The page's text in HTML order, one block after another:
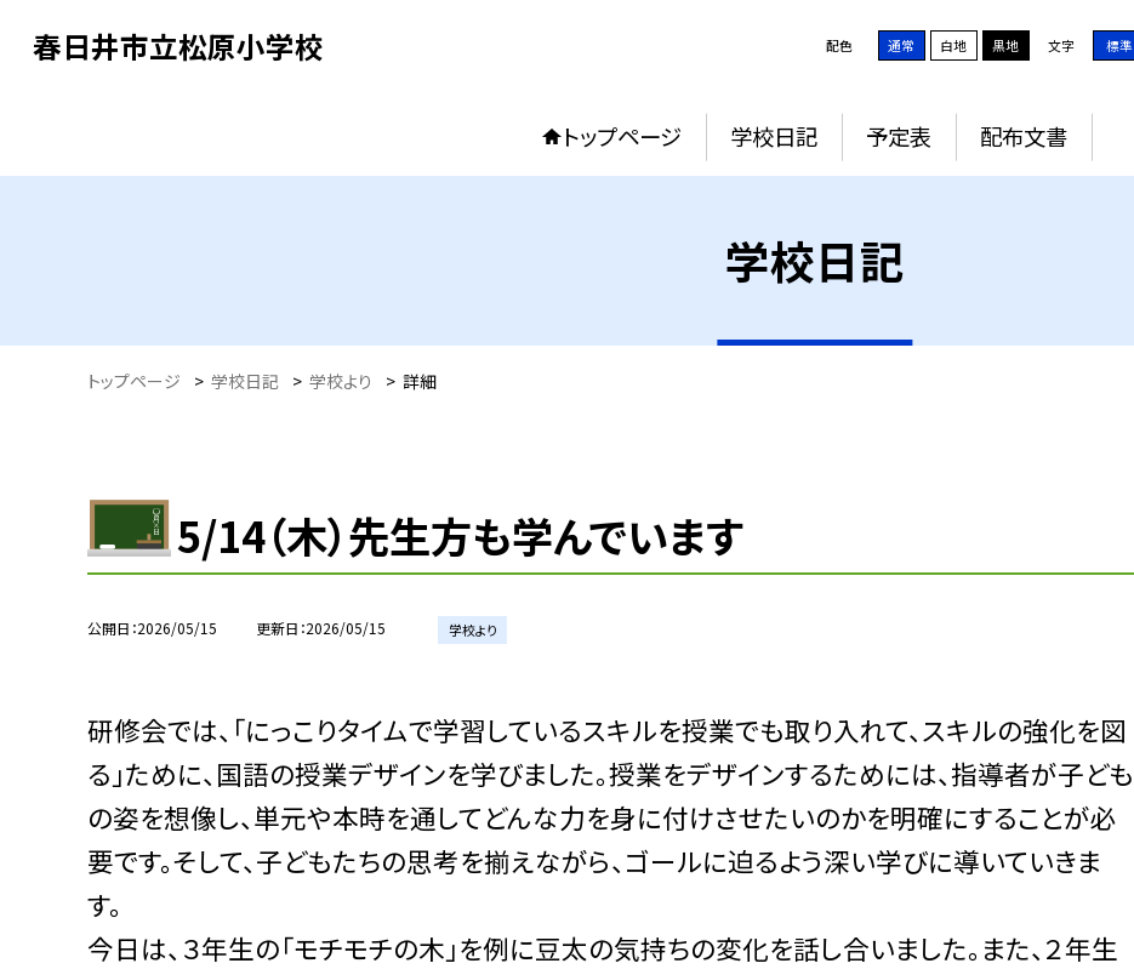
春日井市立松原小学校 配色 通常 白地 黒地 文字 標準
トップページ 学校日記 予定表 配布文書
学校日記
トップページ > 学校日記 > 学校より > 詳細
5/14（木）先生方も学んでいます
公開日 2026/05/15 更新日 2026/05/15 学校より
研修会では、「にっこりタイムで学習しているスキルを授業でも取り入れて、スキルの強化を図
る」ために、国語の授業デザインを学びました。授業をデザインするためには、指導者が子ども
の姿を想像し、単元や本時を通してどんな力を身に付けさせたいのかを明確にすることが必
要です。そして、子どもたちの思考を揃えながら、ゴールに迫るよう深い学びに導いていきま
す。
今日は、３年生の「モチモチの木」を例に豆太の気持ちの変化を話し合いました。また、２年生